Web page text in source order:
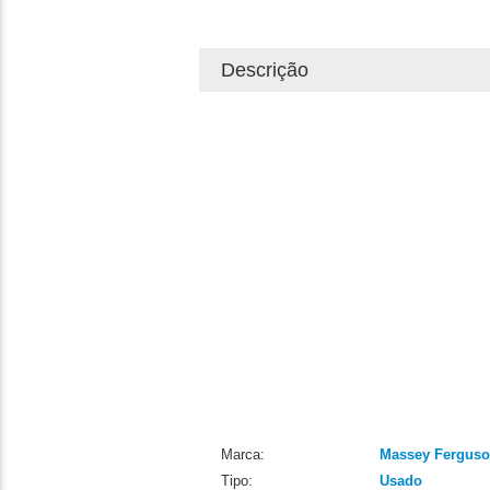
Descrição
Marca:
Massey
Tipo:
Usado